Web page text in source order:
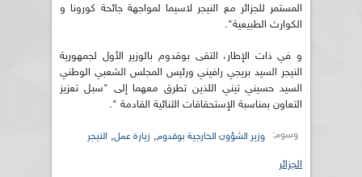
المستمر للجزائر مع النيجر لاسيما لمواجهة جائحة كورونا و
الكوارث الطبيعية".
و في ذات الإطار، التقى بوقدوم بالوزير الأول لجمهورية
النيجر السيد بريجي رافيني ورئيس المجلس الشعبي الوطني
السيد حسيني تيني اللذين تطرق معهما إلى "سبل تعزيز
التعاون بمناسبة الإستحقاقات الثنائية القادمة ".
وسوم: وزير الشؤون الخارجية بوقدوم, زيارة عمل, النيجر
الجزائر